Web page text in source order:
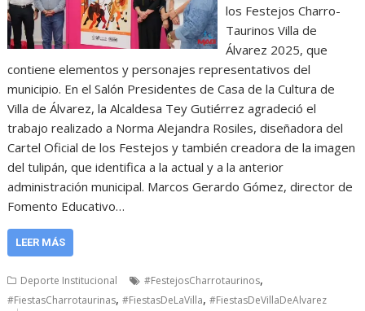
los Festejos Charro-
Taurinos Villa de
Álvarez 2025, que
contiene elementos y personajes representativos del
municipio. En el Salón Presidentes de Casa de la Cultura de
Villa de Álvarez, la Alcaldesa Tey Gutiérrez agradeció el
trabajo realizado a Norma Alejandra Rosiles, diseñadora del
Cartel Oficial de los Festejos y también creadora de la imagen
del tulipán, que identifica a la actual y a la anterior
administración municipal. Marcos Gerardo Gómez, director de
Fomento Educativo…
LEER MÁS
Deporte Institucional #FestejosCharrotaurinos,
#FiestasCharrotaurinas,#FiestasDeLaVilla,#FiestasDeVillaDeAlvarez